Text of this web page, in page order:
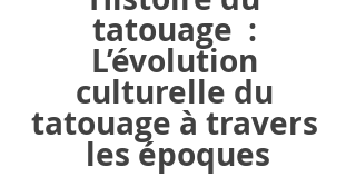
tatouage  :
L’évolution
culturelle du
tatouage à travers
les époques